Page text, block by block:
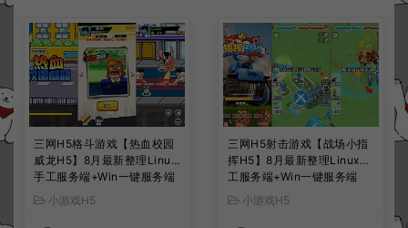
三网H5格斗游戏【热血校园
威龙H5】8月最新整理Linux
手工服务端+Win一键服务端
+解压即玩+简易安卓客户端
+详细搭建教程
小游戏H5
三网H5射击游戏【战场小指
挥H5】8月最新整理Linux手
工服务端+Win一键服务端
+解压即玩+简易安卓客户端
+详细搭建教程
小游戏H5